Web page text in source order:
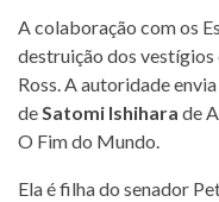
A colaboração com os
destruição dos
Ross. A autoridade
deSatomi Ishihara de
O Fim do Mundo.
Ela é filha do senador